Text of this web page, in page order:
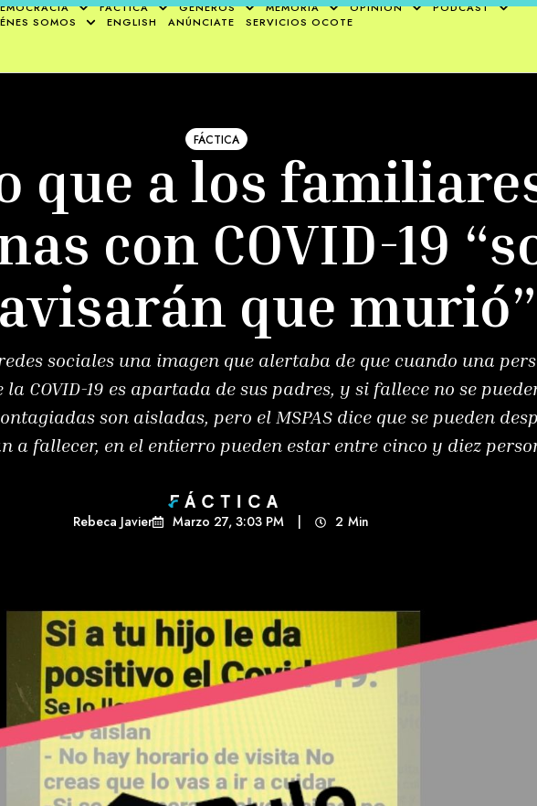
FÁCTICA GÉNEROS MEMORIA OPINIÓN
PODCAST
SOMOS
ENGLISH ANÚNCIATE SERVICIOS OCOTE
FÁCTICA
que a los
con COVID-19
que murió”
sociales una imagen que alertaba de que cuando una
COVID-19 es apartada de sus padres, y si fallece no se
son aisladas, pero el MSPAS dice que se pueden
a fallecer, en el entierro pueden estar entre cinco y diez
Rebeca Javier Marzo 27, 3:03 PM 2 Min